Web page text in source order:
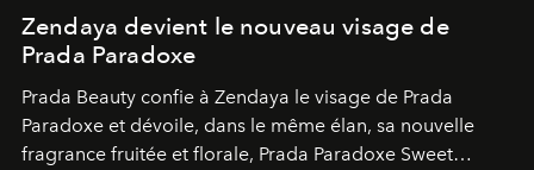
Zendaya devient le nouveau visage de
Prada Paradoxe
Prada Beauty confie à Zendaya le visage de Prada
Paradoxe et dévoile, dans le même élan, sa nouvelle
fragrance fruitée et florale, Prada Paradoxe Sweet